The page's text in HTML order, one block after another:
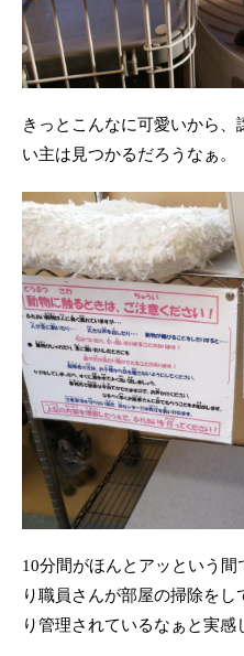
きっとこんなに可愛いから
い主は見つかるだろうなぁ。
10分間がほんとアッという
り職員さんが部屋の掃除を
り管理されているなぁと実感